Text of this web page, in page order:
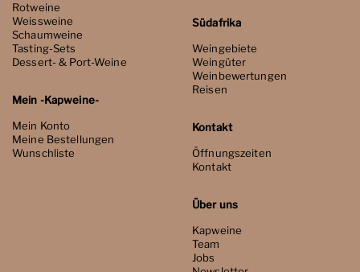
Rotweine
Weissweine
Schaumweine
Tasting-Sets
Dessert- & Port-Weine
Mein -Kapweine-
Mein Konto
Meine Bestellungen
Wunschliste
Südafrika
Weingebiete
Weingüter
Weinbewertungen
Reisen
Kontakt
Öffnungszeiten
Kontakt
Über uns
Kapweine
Team
Jobs